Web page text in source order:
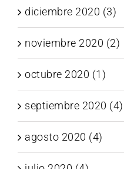
diciembre 2020 (3)
noviembre 2020 (2)
octubre 2020 (1)
septiembre 2020 (4)
agosto 2020 (4)